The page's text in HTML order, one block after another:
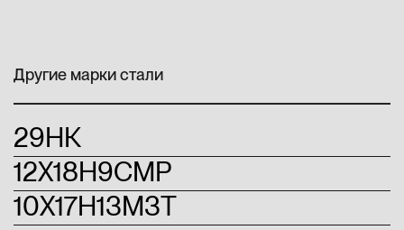
Другие марки стали
29НК
12Х18Н9СМР
10Х17Н13М3Т